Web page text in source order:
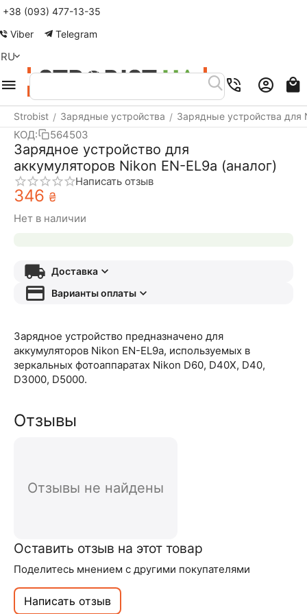
+38 (093) 477-13-35
Viber
Telegram
RU
Strobist / Зарядные устройства / Зарядные устройства для
КОД: 564503
Зарядное устройство для
аккумуляторов Nikon EN-EL9a (аналог)
Написать отзыв
‍346‍ ₴
Нет в наличии
Доставка
Варианты оплаты
Зарядное устройство предназначено для
аккумуляторов Nikon EN-EL9a, используемых в
зеркальных фотоаппаратах Nikon D60, D40X, D40,
D3000, D5000.
Отзывы
Отзывы не найдены
Оставить отзыв на этот товар
Поделитесь мнением с другими покупателями
Написать отзыв
Меню